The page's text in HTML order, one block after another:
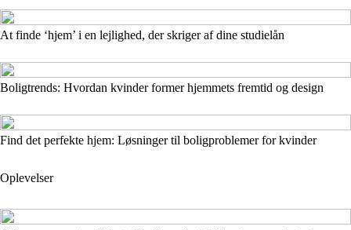
At finde ‘hjem’ i en lejlighed, der skriger af dine studielån
Boligtrends: Hvordan kvinder former hjemmets fremtid og design
Find det perfekte hjem: Løsninger til boligproblemer for kvinder
Oplevelser